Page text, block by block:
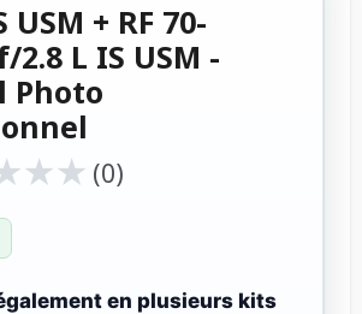
USM + RF 70-
2.8 L IS USM -
Photo
★
★★
★ (0)
en plusieurs kits